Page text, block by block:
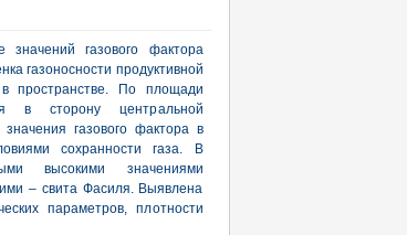
газового фактора
газоносности продуктивной
пространстве. По площади
в сторону центральной
газового фактора в
сохранности газа. В
высокими значениями
– свита Фасиля. Выявлена
параметров, плотности